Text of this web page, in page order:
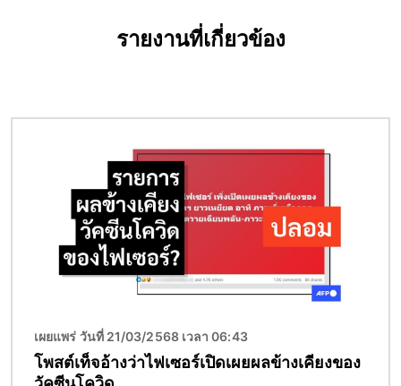
รายงานที่เกี่ยวข้อง
เผยแพร่ วันที่ 21/03/2568 เวลา 06:43
โพสต์เท็จอ้างว่าไฟเซอร์เปิดเผยผลข้างเคียงของ